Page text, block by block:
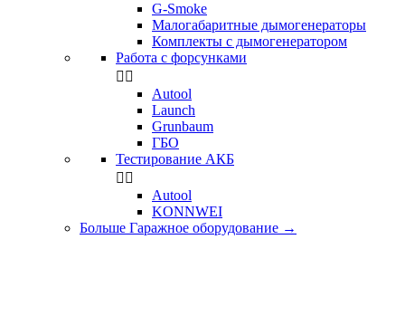
G-Smoke
Малогабаритные дымогенераторы
Комплекты с дымогенератором
Работа с форсунками
 
Autool
Launch
Grunbaum
ГБО
Тестирование АКБ
 
Autool
KONNWEI
Больше Гаражное оборудование →